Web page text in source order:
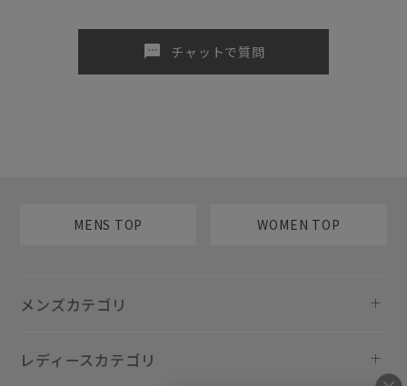
sms チャットで質問
MENS TOP WOMEN TOP
メンズカテゴリ
レディースカテゴリ